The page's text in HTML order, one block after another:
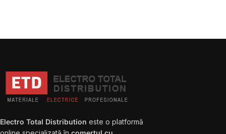
Electro Total Distribution este o platformă